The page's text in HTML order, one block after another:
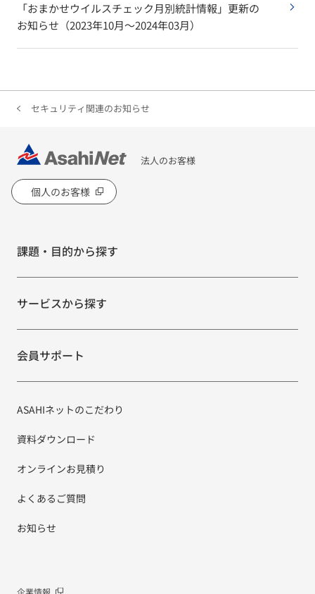
「おまかせウイルスチェック月別統計情報」更新の
お知らせ（2023年10月〜2024年03月）
セキュリティ関連のお知らせ
法人のお客様
個人のお客様
課題・目的から探す
サービスから探す
会員サポート
ASAHIネットのこだわり
資料ダウンロード
オンラインお見積り
よくあるご質問
お知らせ
企業情報